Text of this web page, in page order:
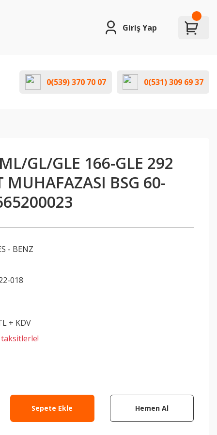
Giriş Yap
0(539) 370 70 07 0(531) 309 69 37
GL/GLE 166-GLE 292
MUHAFAZASI BSG 60-
- BENZ
018
+ KDV
Sepete Ekle Hemen Al